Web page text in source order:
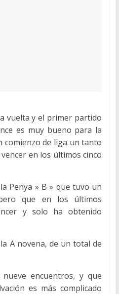
vuelta y el primer partido
es muy bueno para la
comienzo de liga un tanto
en los últimos cinco
Penya » B » que tuvo un
que en los últimos
y solo ha obtenido
A novena, de un total de
nueve encuentros, y que
es más complicado